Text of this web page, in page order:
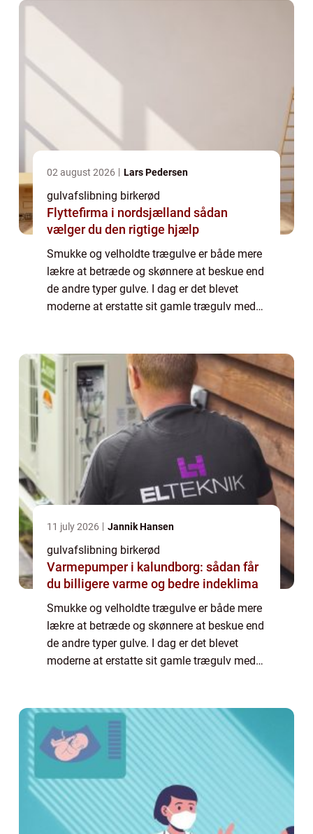
02 august 2026 Lars Pedersen
gulvafslibning birkerød
Flyttefirma i nordsjælland sådan
vælger du den rigtige hjælp
Smukke og velholdte trægulve er både mere
lækre at betræde og skønnere at beskue end
de andre typer gulve. I dag er det blevet
moderne at erstatte sit gamle trægulv med
11 july 2026 Jannik Hansen
gulvafslibning birkerød
Varmepumper i kalundborg: sådan får
du billigere varme og bedre indeklima
Smukke og velholdte trægulve er både mere
lækre at betræde og skønnere at beskue end
de andre typer gulve. I dag er det blevet
moderne at erstatte sit gamle trægulv med